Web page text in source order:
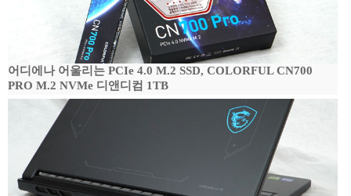
어디에나 어울리는 PCIe 4.0 M.2 SSD, COLORFUL CN700
PRO M.2 NVMe 디앤디컴 1TB